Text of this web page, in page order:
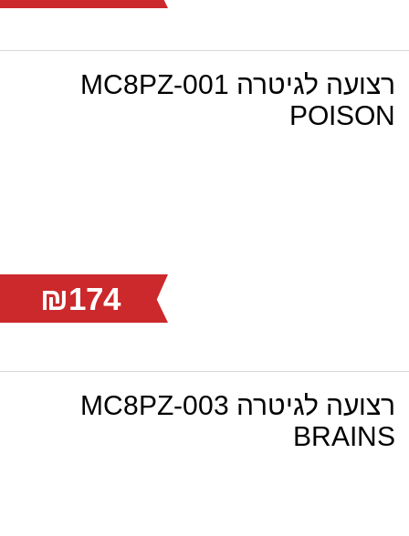
רצועה לגיטרה MC8PZ-001
POISON
₪174
רצועה לגיטרה MC8PZ-003
BRAINS